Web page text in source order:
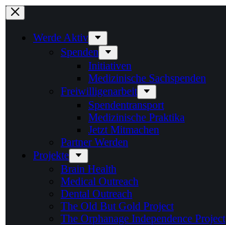
Zum
Inhalt
springenWerde Aktiv
Spenden
Initiativen
Medizinische Sachspenden
Freiwilligenarbeit
Spendentransport
Medizinische Praktika
Jetzt Mitmachen
Partner Werden
Projekte
Brain Health
Medical Outreach
Dental Outreach
The Old But Gold Project
The Orphanage Independence Project